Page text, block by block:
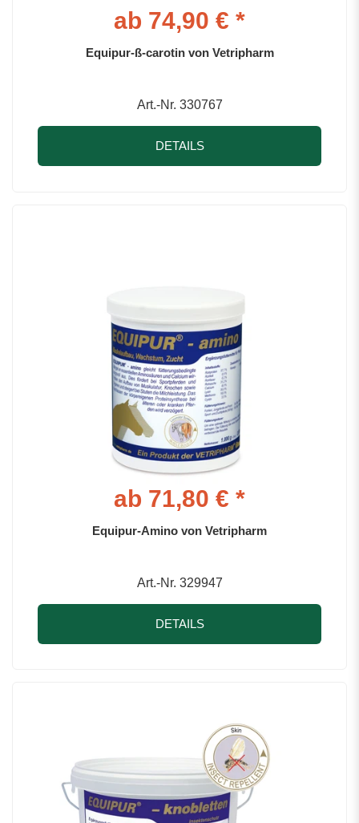
ab 74,90 € *
Equipur-ß-carotin von Vetripharm
Art.-Nr. 330767
DETAILS
ab 71,80 € *
Equipur-Amino von Vetripharm
Art.-Nr. 329947
DETAILS